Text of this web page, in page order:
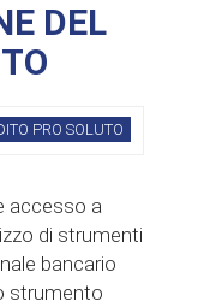
DEL
PRO SOLUTO
accesso a
di strumenti
bancario
strumento